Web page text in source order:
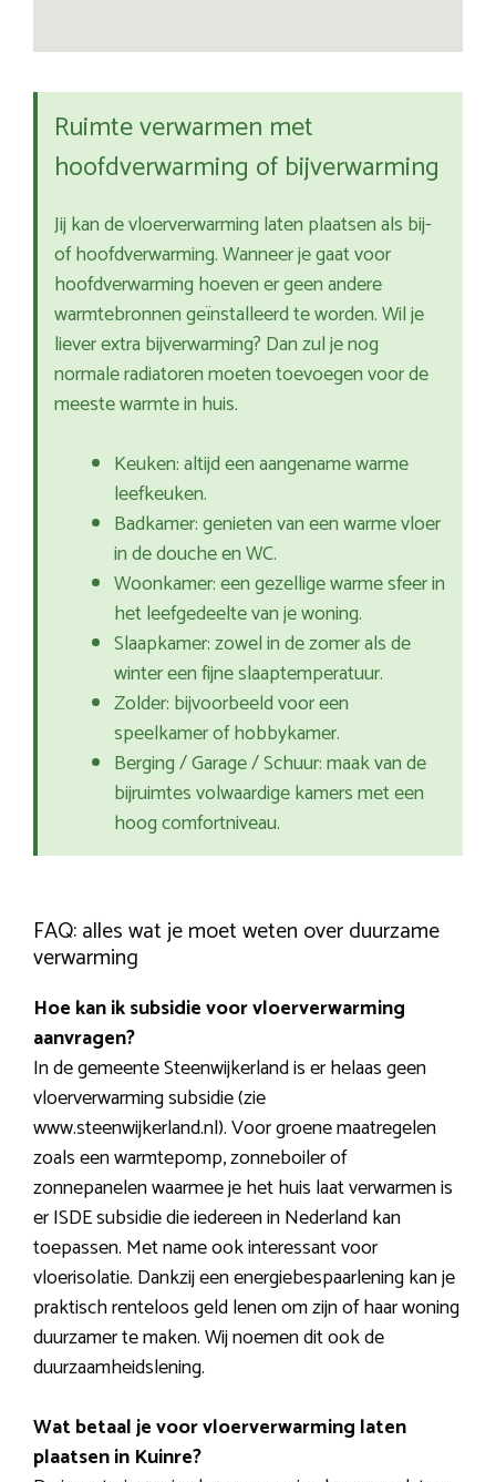
Ruimte verwarmen met
hoofdverwarming of bijverwarming
Jij kan de vloerverwarming laten plaatsen als bij-
of hoofdverwarming. Wanneer je gaat voor
hoofdverwarming hoeven er geen andere
warmtebronnen geïnstalleerd te worden. Wil je
liever extra bijverwarming? Dan zul je nog
normale radiatoren moeten toevoegen voor de
meeste warmte in huis.
Keuken: altijd een aangename warme
leefkeuken.
Badkamer: genieten van een warme vloer
in de douche en WC.
Woonkamer: een gezellige warme sfeer in
het leefgedeelte van je woning.
Slaapkamer: zowel in de zomer als de
winter een fijne slaaptemperatuur.
Zolder: bijvoorbeeld voor een
speelkamer of hobbykamer.
Berging / Garage / Schuur: maak van de
bijruimtes volwaardige kamers met een
hoog comfortniveau.
FAQ: alles wat je moet weten over duurzame
verwarming
Hoe kan ik subsidie voor vloerverwarming
aanvragen?
In de gemeente Steenwijkerland is er helaas geen
vloerverwarming subsidie (zie
www.steenwijkerland.nl). Voor groene maatregelen
zoals een warmtepomp, zonneboiler of
zonnepanelen waarmee je het huis laat verwarmen is
er ISDE subsidie die iedereen in Nederland kan
toepassen. Met name ook interessant voor
vloerisolatie. Dankzij een energiebespaarlening kan je
praktisch renteloos geld lenen om zijn of haar woning
duurzamer te maken. Wij noemen dit ook de
duurzaamheidslening.
Wat betaal je voor vloerverwarming laten
plaatsen in Kuinre?